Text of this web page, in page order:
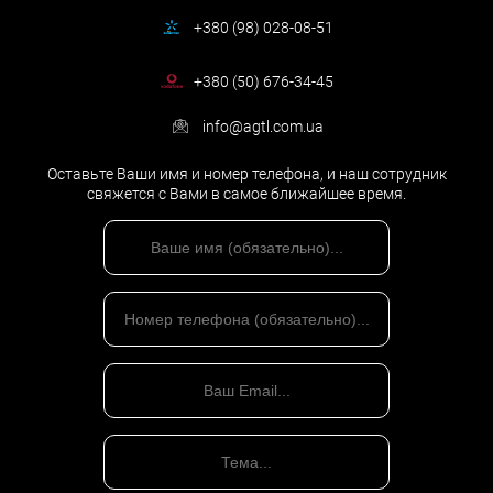
— оценка правильного определения налогооблагаемой базы;
— анализ правомерности применения налоговых льгот;
— экспертиза расчета налоговых обязательств по каждому
налогового законодательства;
2. Рекомендации специалистов по минимизации рисков.
3. Методические рекомендации налогового планирования с
учетом специфики деятельности Вашего предприятия.
4. Отправную точку проектов по реструктуризации бизнес-
процессов или всей деятельности.
+380 (98) 028-08-51
+380 (50) 676-34-45
info@agtl.com.ua
Оставьте Ваши имя и номер телефона, и наш сотрудник
свяжется с Вами в самое ближайшее время.